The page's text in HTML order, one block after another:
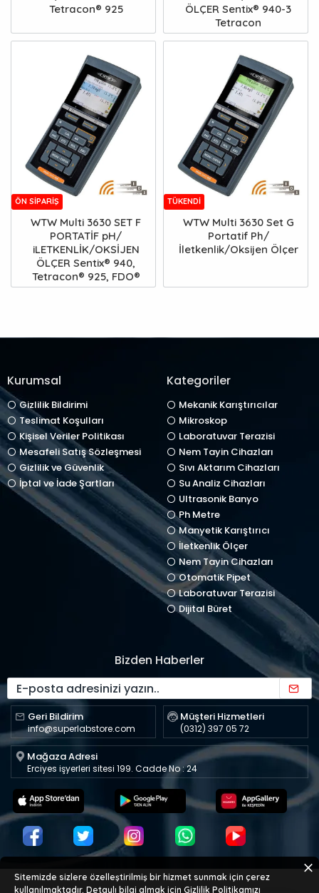
Tetracon® 925
ÖLÇER Sentix® 940-3
Tetracon
ÖN SIPARIŞ
WTW Multi 3630 SET F
PORTATİF pH/
iLETKENLİK/OKSİJEN
ÖLÇER Sentix® 940,
Tetracon® 925, FDO®
TÜKENDI
WTW Multi 3630 Set G
Portatif Ph/
İletkenlik/Oksijen Ölçer
Kurumsal
Gizlilik Bildirimi
Teslimat Koşulları
Kişisel Veriler Politikası
Mesafeli Satış Sözleşmesi
Gizlilik ve Güvenlik
İptal ve İade Şartları
Kategoriler
Mekanik Karıştırıcılar
Mikroskop
Laboratuvar Terazisi
Nem Tayin Cihazları
Sıvı Aktarım Cihazları
Su Analiz Cihazları
Ultrasonik Banyo
Ph Metre
Manyetik Karıştırıcı
İletkenlik Ölçer
Nem Tayin Cihazları
Otomatik Pipet
Laboratuvar Terazisi
Dijital Büret
Bizden Haberler
Geri Bildirim
info@superlabstore.com
Müşteri Hizmetleri
(0312) 397 05 72
Mağaza Adresi
Erciyes işyerleri sitesi 199. Cadde No : 24
Sitemizde sizlere özelleştirilmiş bir hizmet sunmak için çerez
kullanılmaktadır. Detaylı bilgi almak için Gizlilik Politikamızı